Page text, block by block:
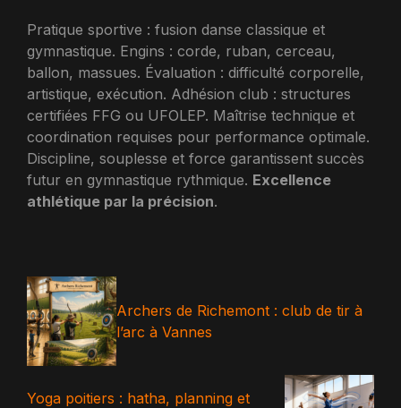
Pratique sportive : fusion danse classique et
gymnastique. Engins : corde, ruban, cerceau,
ballon, massues. Évaluation : difficulté corporelle,
artistique, exécution. Adhésion club : structures
certifiées FFG ou UFOLEP. Maîtrise technique et
coordination requises pour performance optimale.
Discipline, souplesse et force garantissent succès
futur en gymnastique rythmique. Excellence
athlétique par la précision.
Archers de Richemont : club de tir à
l’arc à Vannes
Yoga poitiers : hatha, planning et